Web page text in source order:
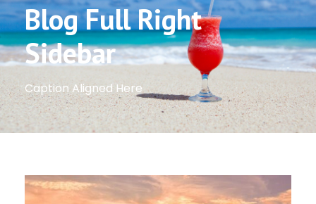
Blog Full Right
Sidebar
Caption Aligned Here